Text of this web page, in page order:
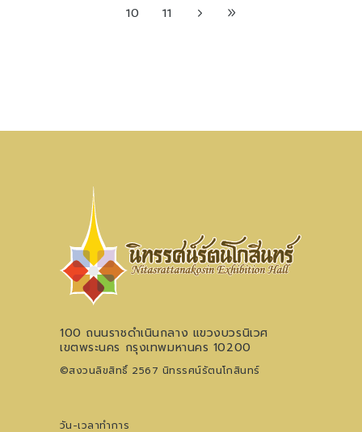
10
11
100 ถนนราชดำเนินกลาง แขวงบวรนิเวศ
เขตพระนคร กรุงเทพมหานคร 10200
©สงวนลิขสิทธิ์ 2567 นิทรรศน์รัตนโกสินทร์
วัน-เวลาทำการ